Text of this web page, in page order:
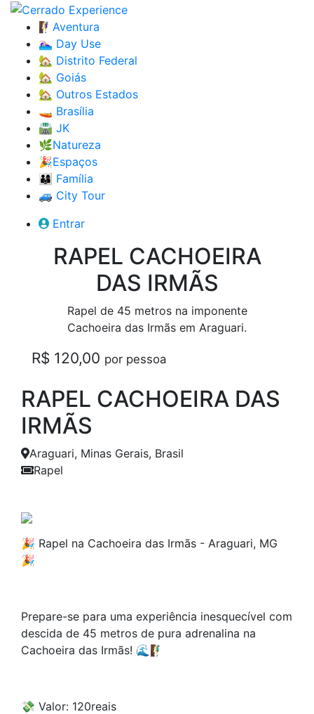
🧗‍♀️Aventura
🏊🏼‍♀️ Day Use
🏡 Distrito Federal
🏡 Goiás
🏡 Outros Estados
🚤 Brasília
🛣️ JK
🌿Natureza
🎉Espaços
👨‍👩‍👦 Família
🚙 City Tour
Entrar
RAPEL CACHOEIRA
DAS IRMÃS
Rapel de 45 metros na imponente
Cachoeira das Irmãs em Araguari.
R$ 120,00 por pessoa
RAPEL CACHOEIRA DAS
IRMÃS
Araguari, Minas Gerais, Brasil
Rapel
🎉 Rapel na Cachoeira das Irmãs - Araguari, MG
🎉
Prepare-se para uma experiência inesquecível com
descida de 45 metros de pura adrenalina na
Cachoeira das Irmãs! 🌊🧗‍♂️
💸 Valor: 120reais